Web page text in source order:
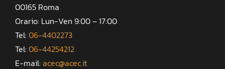
00165 Roma
Orario: Lun-Ven 9:00 – 17:00
Tel: 06-4402273
Tel: 06-44254212
E-mail: acec@acec.it